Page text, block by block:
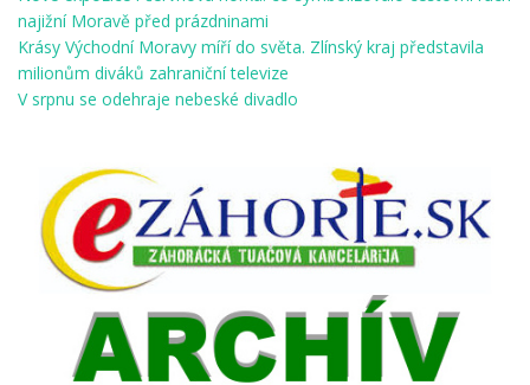
najižní Moravě před prázdninami
Krásy Východní Moravy míří do světa. Zlínský kraj představila
milionům diváků zahraniční televize
V srpnu se odehraje nebeské divadlo